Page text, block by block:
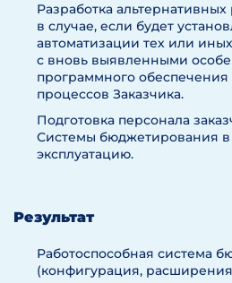
Разработка
в случае, если будет
автоматизации тех или
с вновь выявленными
программного
процессов Заказчика.
Подготовка персонала
Системы бюджетирования
эксплуатацию.
Результат
Работоспособная система
(конфигурация,